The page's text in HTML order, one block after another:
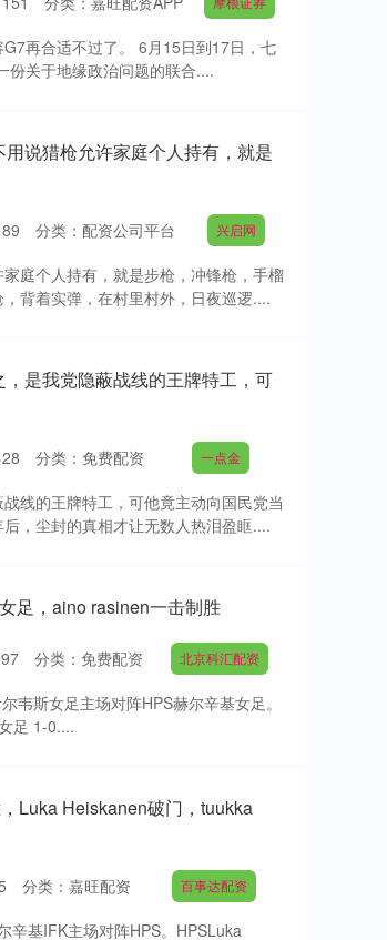
再合适不过了。 6月15日到17日，七
份关于地缘政治问题的联合....
说猎枪允许家庭个人持有，就是
分类： 配资公司平台 兴启网
庭个人持有，就是步枪，冲锋枪，手榴
背着实弹，在村里村外，日夜巡逻....
是我党隐蔽战线的王牌特工，可
分类： 免费配资 一点金
线的王牌特工，可他竟主动向国民党当
，尘封的真相才让无数人热泪盈眶....
足，aino rasinen一击制胜
97 分类： 免费配资 北京科汇配资
韦斯女足主场对阵HPS赫尔辛基女足。
足 1-0....
Luka Heiskanen破门，tuukka
分类： 嘉旺配资 百事达配资
辛基IFK主场对阵HPS。HPSLuka